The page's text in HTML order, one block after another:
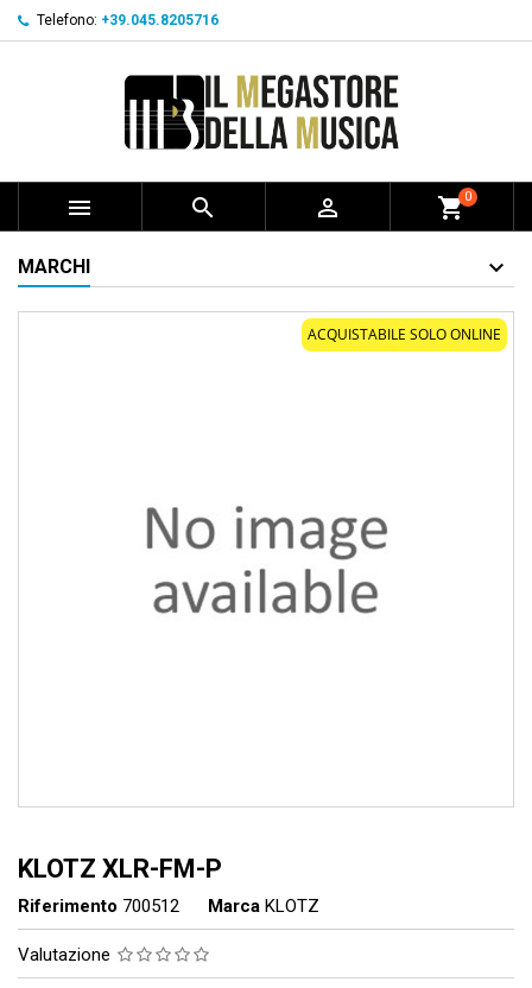
Telefono: +39.045.8205716
   shopping_cart0
MARCHI
ACQUISTABILE SOLO ONLINE
KLOTZ XLR-FM-P
Riferimento 700512 Marca KLOTZ
Valutazione